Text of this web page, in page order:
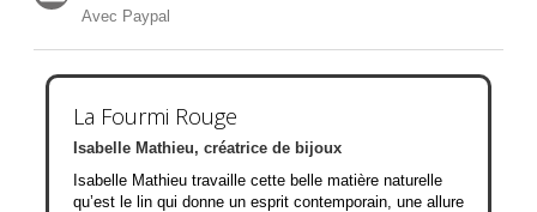
Avec Paypal
La Fourmi Rouge
Isabelle Mathieu, créatrice de bijoux
Isabelle Mathieu travaille cette belle matière naturelle
qu’est le lin qui donne un esprit contemporain, une allure